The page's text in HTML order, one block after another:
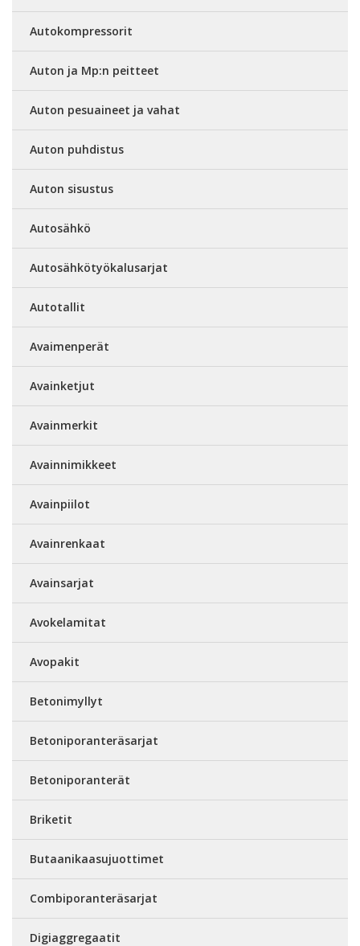
Autokompressorit
Auton ja Mp:n peitteet
Auton pesuaineet ja vahat
Auton puhdistus
Auton sisustus
Autosähkö
Autosähkötyökalusarjat
Autotallit
Avaimenperät
Avainketjut
Avainmerkit
Avainnimikkeet
Avainpiilot
Avainrenkaat
Avainsarjat
Avokelamitat
Avopakit
Betonimyllyt
Betoniporanteräsarjat
Betoniporanterät
Briketit
Butaanikaasujuottimet
Combiporanteräsarjat
Digiaggregaatit